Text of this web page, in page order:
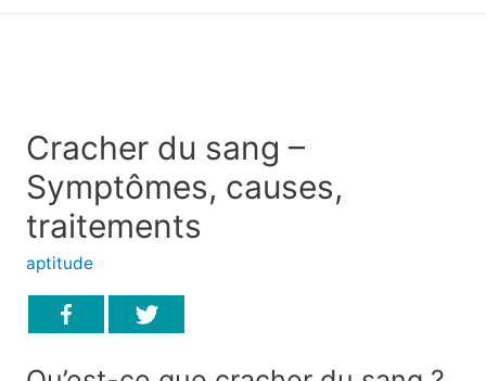
Cracher du sang –
Symptômes, causes,
traitements
aptitude